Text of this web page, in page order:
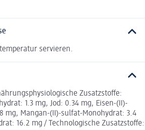
servieren.
Zusatzstoffe:
1.3 mg, Jod: 0.34 mg, Eisen-(II)-
mg, Mangan-(II)-sulfat-Monohydrat: 3.4
16.2 mg / Technologische Zusatzstoffe: